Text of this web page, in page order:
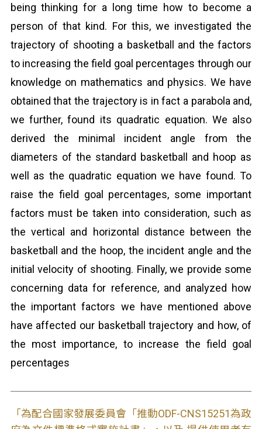
being thinking for a long time how to become a
person of that kind. For this, we investigated the
trajectory of shooting a basketball and the factors
to increasing the field goal percentages through our
knowledge on mathematics and physics. We have
obtained that the trajectory is in fact a parabola and,
we further, found its quadratic equation. We also
derived the minimal incident angle from the
diameters of the standard basketball and hoop as
well as the quadratic equation we have found. To
raise the field goal percentages, some important
factors must be taken into consideration, such as
the vertical and horizontal distance between the
basketball and the hoop, the incident angle and the
initial velocity of shooting. Finally, we provide some
concerning data for reference, and analyzed how
the important factors we have mentioned above
have affected our basketball trajectory and how, of
the most importance, to increase the field goal
percentages
「為配合國家發展委員會「推動ODF-CNS15251為政